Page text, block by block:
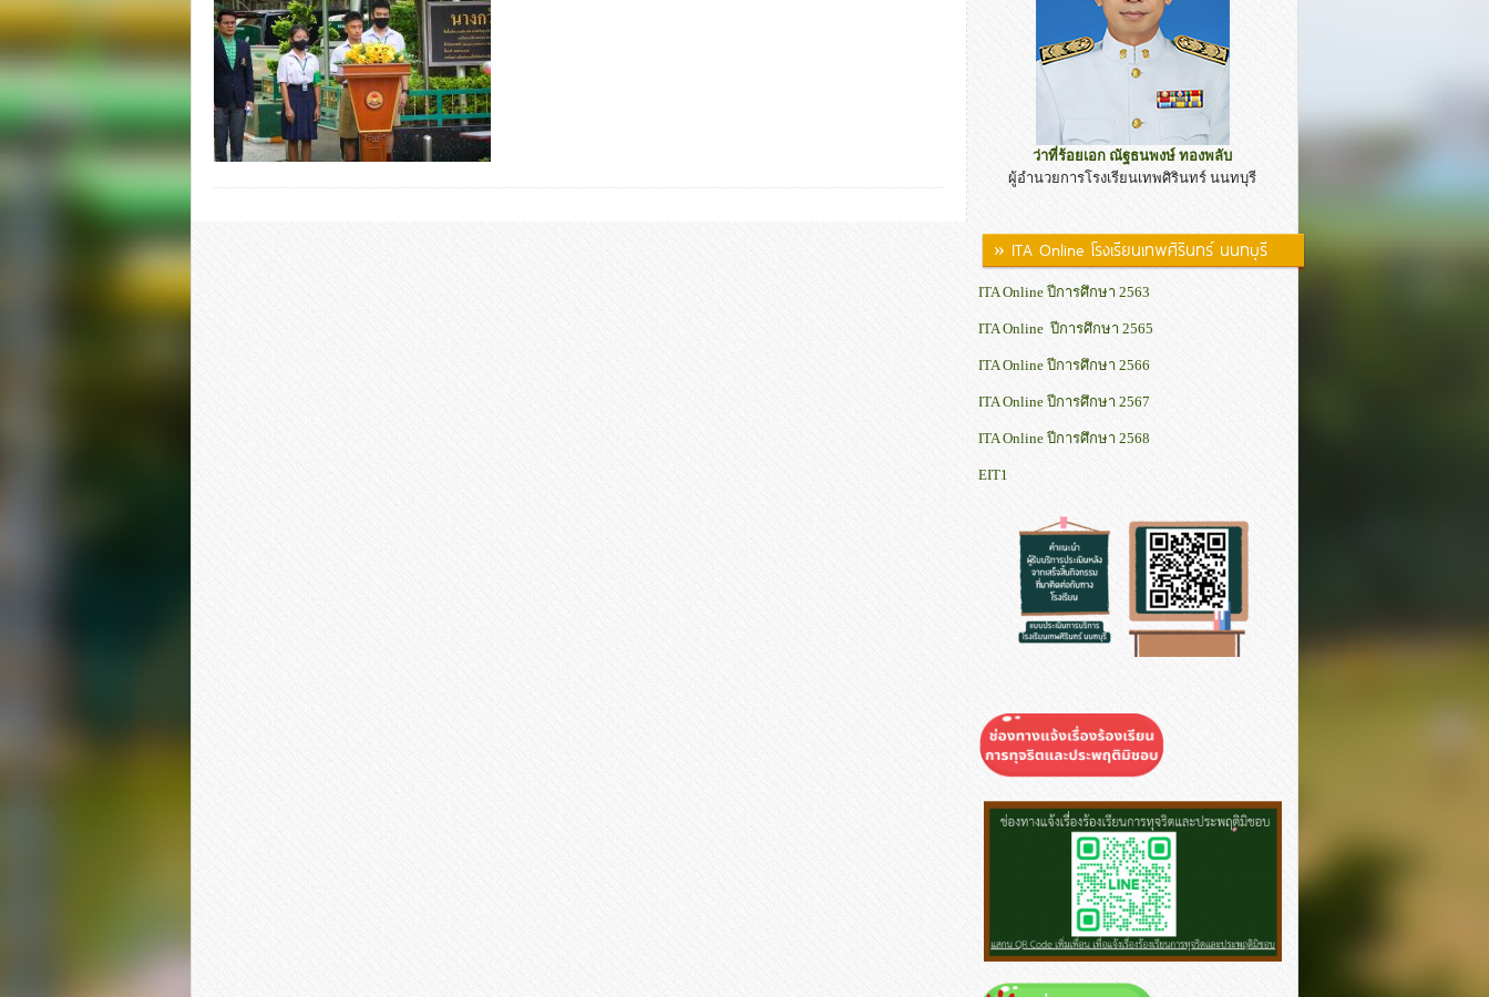
ว่าที่ร้อยเอก ณัฐธนพงษ์ ทองพลับ
ผู้อำนวยการโรงเรียนเทพศิรินทร์ นนทบุรี
» ITA Online โรงเรียนเทพศิรินทร์ นนทบุรี
ITA Online ปีการศึกษา 2563
ITA Online ปีการศึกษา 2565
ITA Online ปีการศึกษา 2566
ITA Online ปีการศึกษา 2567
ITA Online ปีการศึกษา 2568
EIT1